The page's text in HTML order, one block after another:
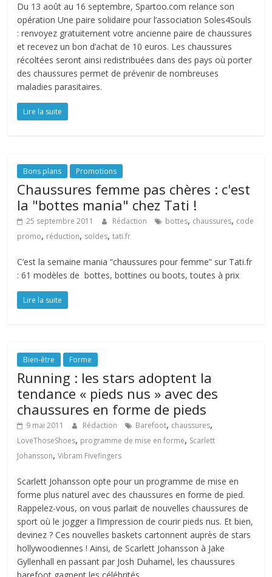
Du 13 août au 16 septembre, Spartoo.com relance son
opération Une paire solidaire pour l’association Soles4Souls
: renvoyez gratuitement votre ancienne paire de chaussures
et recevez un bon d’achat de 10 euros. Les chaussures
récoltées seront ainsi redistribuées dans des pays où porter
des chaussures permet de prévenir de nombreuses
maladies parasitaires.
Lire la suite
Bons plans Promotions
Chaussures femme pas chères : c'est
la "bottes mania" chez Tati !
25 septembre 2011 Rédaction bottes, chaussures, code
promo, réduction, soldes,tati.fr
C’est la semaine mania “chaussures pour femme” sur Tati.fr
: 61 modèles de bottes, bottines ou boots, toutes à prix
Lire la suite
Bien-être Forme
Running : les stars adoptent la
tendance « pieds nus » avec des
chaussures en forme de pieds
9 mai 2011 Rédaction Barefoot, chaussures,
LoveThoseShoes, programme de mise en forme, Scarlett
Johansson,Vibram Fivefingers
Scarlett Johansson opte pour un programme de mise en
forme plus naturel avec des chaussures en forme de pied.
Rappelez-vous, on vous parlait de nouvelles chaussures de
sport où le jogger a l’impression de courir pieds nus. Et bien,
devinez ? Ces nouvelles baskets cartonnent auprès de stars
hollywoodiennes ! Ainsi, de Scarlett Johansson à Jake
Gyllenhall en passant par Josh Duhamel, les chaussures